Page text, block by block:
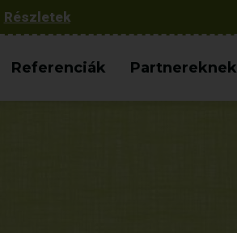
Részletek
Referenciák Partnereknek